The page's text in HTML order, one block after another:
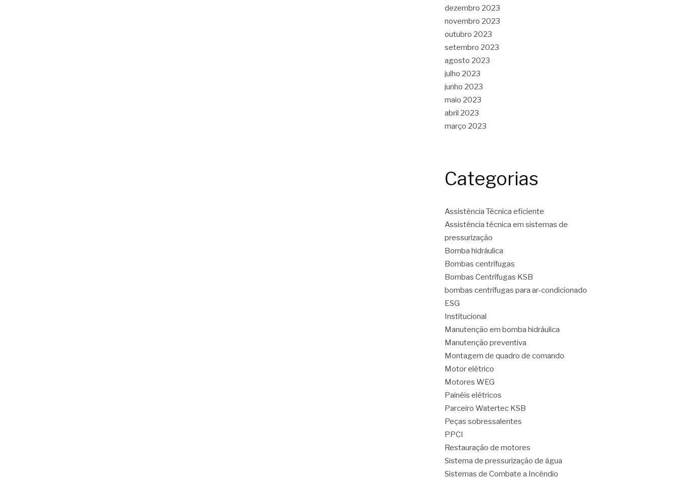
dezembro 2023
novembro 2023
outubro 2023
setembro 2023
agosto 2023
julho 2023
junho 2023
maio 2023
abril 2023
março 2023
Categorias
Assistência Técnica eficiente
Assistência técnica em sistemas de
pressurização
Bomba hidráulica
Bombas centrífugas
Bombas Centrífugas KSB
bombas centrífugas para ar-condicionado
ESG
Institucional
Manutenção em bomba hidráulica
Manutenção preventiva
Montagem de quadro de comando
Motor elétrico
Motores WEG
Painéis elétricos
Parceiro Watertec KSB
Peças sobressalentes
PPCI
Restauração de motores
Sistema de pressurização de água
Sistemas de Combate a Incêndio